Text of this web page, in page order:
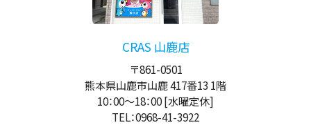
CRAS 山鹿店
〒861-0501
熊本県山鹿市山鹿 417番13 1階
10：00～18：00[水曜定休]
TEL：0968-41-3922